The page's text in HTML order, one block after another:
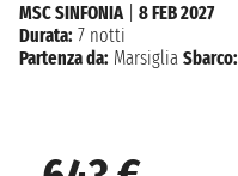
MSC SINFONIA| 8 FEB 2027
Durata: 7 notti
Partenza da: Marsiglia Sbarco: